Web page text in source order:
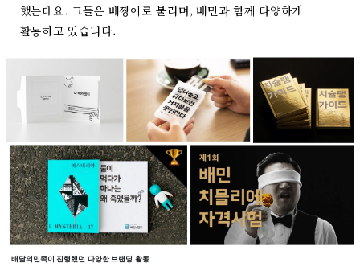
했는데요. 그들은 배짱이로 불리며, 배민과 함께 다양하게
활동하고 있습니다.
배달의민족이 진행했던 다양한 브랜딩 활동.